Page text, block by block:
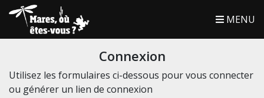
MENU
Connexion
Utilisez les formulaires ci-dessous pour vous connecter
ou générer un lien de connexion